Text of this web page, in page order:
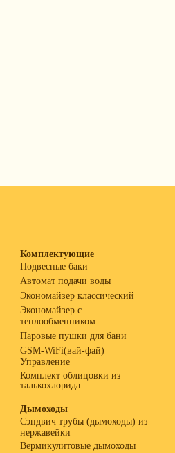
Комплектующие
Подвесные баки
Автомат подачи воды
Экономайзер классический
Экономайзер с
теплообменником
Паровые пушки для бани
GSM-WiFi(вай-фай)
Управление
Комплект облицовки из
талькохлорида
Дымоходы
Сэндвич трубы (дымоходы) из
нержавейки
Вермикулитовые дымоходы